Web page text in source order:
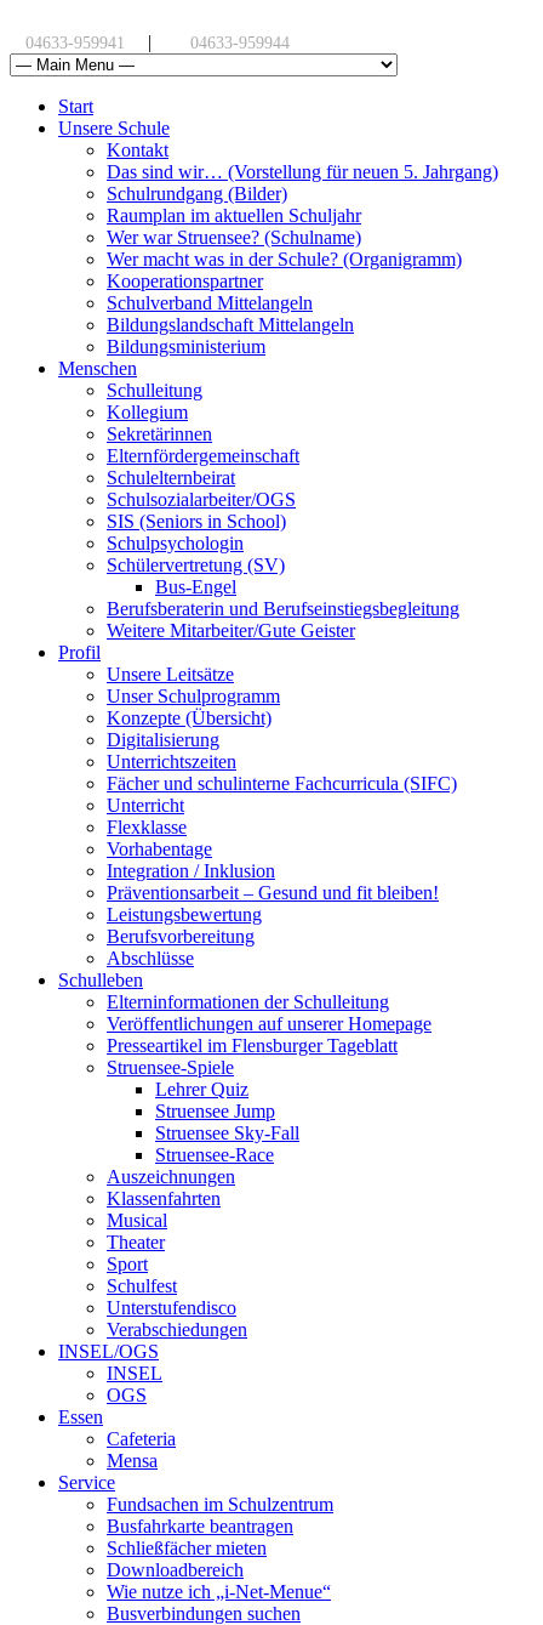
04633-959941 | 04633-959944
Start
Unsere Schule
Kontakt
Das sind wir… (Vorstellung für neuen 5. Jahrgang)
Schulrundgang (Bilder)
Raumplan im aktuellen Schuljahr
Wer war Struensee? (Schulname)
Wer macht was in der Schule? (Organigramm)
Kooperationspartner
Schulverband Mittelangeln
Bildungslandschaft Mittelangeln
Bildungsministerium
Menschen
Schulleitung
Kollegium
Sekretärinnen
Elternfördergemeinschaft
Schulelternbeirat
Schulsozialarbeiter/OGS
SIS (Seniors in School)
Schulpsychologin
Schülervertretung (SV)
Bus-Engel
Berufsberaterin und Berufseinstiegsbegleitung
Weitere Mitarbeiter/Gute Geister
Profil
Unsere Leitsätze
Unser Schulprogramm
Konzepte (Übersicht)
Digitalisierung
Unterrichtszeiten
Fächer und schulinterne Fachcurricula (SIFC)
Unterricht
Flexklasse
Vorhabentage
Integration / Inklusion
Präventionsarbeit – Gesund und fit bleiben!
Leistungsbewertung
Berufsvorbereitung
Abschlüsse
Schulleben
Elterninformationen der Schulleitung
Veröffentlichungen auf unserer Homepage
Presseartikel im Flensburger Tageblatt
Struensee-Spiele
Lehrer Quiz
Struensee Jump
Struensee Sky-Fall
Struensee-Race
Auszeichnungen
Klassenfahrten
Musical
Theater
Sport
Schulfest
Unterstufendisco
Verabschiedungen
INSEL/OGS
INSEL
OGS
Essen
Cafeteria
Mensa
Service
Fundsachen im Schulzentrum
Busfahrkarte beantragen
Schließfächer mieten
Downloadbereich
Wie nutze ich „i-Net-Menue“
Busverbindungen suchen